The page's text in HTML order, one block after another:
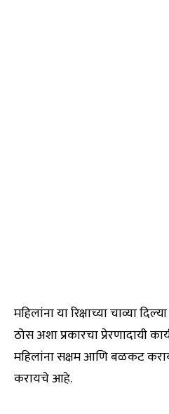
महिलांना या रिक्षाच्या चाव्या
ठोस अशा प्रकारचा प्रेरणादायी
महिलांना सक्षम आणि बळकट
करायचे आहे.